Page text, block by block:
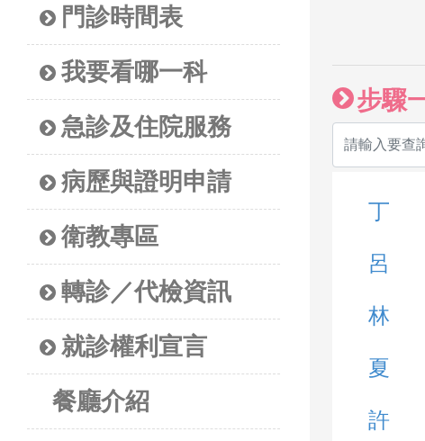
門診時間表
我要看哪一科
急診及住院服務
病歷與證明申請
衛教專區
轉診／代檢資訊
就診權利宣言
餐廳介紹
步驟
丁
呂
林
夏
許